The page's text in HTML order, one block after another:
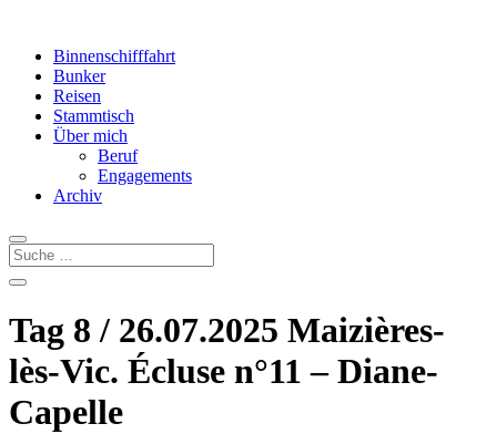
Binnenschifffahrt
Bunker
Reisen
Stammtisch
Über mich
Beruf
Engagements
Archiv
Tag 8 / 26.07.2025 Maizières-
lès-Vic. Écluse n°11 – Diane-
Capelle